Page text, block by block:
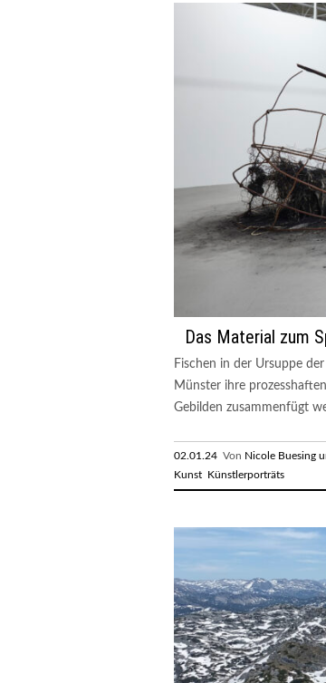
Das Material zum
Fischen in der Ursuppe
Münster ihre
Gebilden zusammenfügt
02.01.24 Von Nicole Buesing
Kunst Künstlerporträts